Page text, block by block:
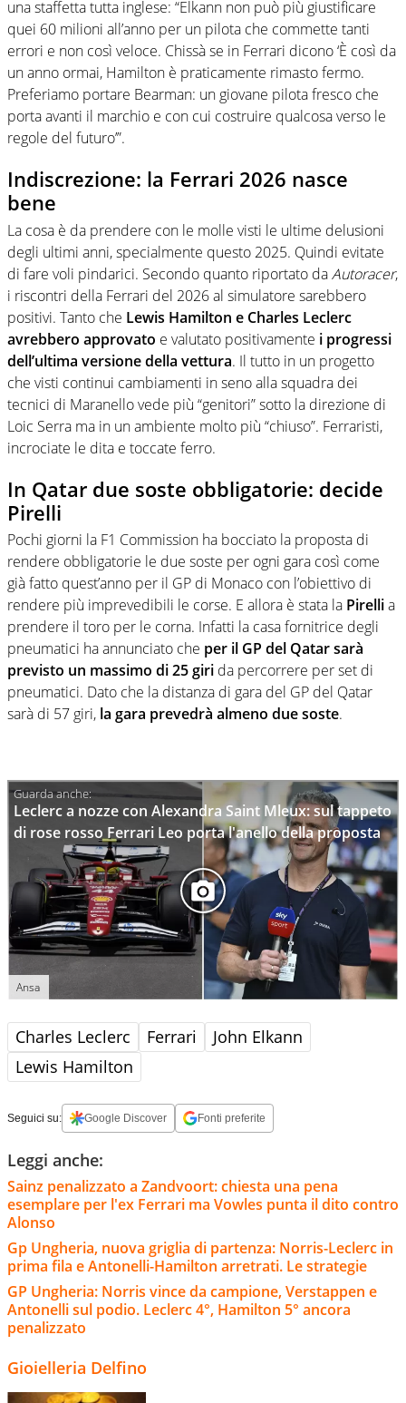
una staffetta tutta inglese: “Elkann non può più giustificare
quei 60 milioni all’anno per un pilota che commette tanti
errori e non così veloce. Chissà se in Ferrari dicono ‘È così da
un anno ormai, Hamilton è praticamente rimasto fermo.
Preferiamo portare Bearman: un giovane pilota fresco che
porta avanti il marchio e con cui costruire qualcosa verso le
regole del futuro’”.
Indiscrezione: la Ferrari 2026 nasce
bene
La cosa è da prendere con le molle visti le ultime delusioni
degli ultimi anni, specialmente questo 2025. Quindi evitate
di fare voli pindarici. Secondo quanto riportato daAutoracer,
i riscontri della Ferrari del 2026 al simulatore sarebbero
positivi. Tanto che Lewis Hamilton e Charles Leclerc
avrebbero approvato e valutato positivamente i progressi
dell’ultima versione della vettura. Il tutto in un progetto
che visti continui cambiamenti in seno alla squadra dei
tecnici di Maranello vede più “genitori” sotto la direzione di
Loic Serra ma in un ambiente molto più “chiuso”. Ferraristi,
incrociate le dita e toccate ferro.
In Qatar due soste obbligatorie: decide
Pirelli
Pochi giorni la F1 Commission ha bocciato la proposta di
rendere obbligatorie le due soste per ogni gara così come
già fatto quest’anno per il GP di Monaco con l’obiettivo di
rendere più imprevedibili le corse. E allora è stata la Pirellia
prendere il toro per le corna. Infatti la casa fornitrice degli
pneumatici ha annunciato che per il GP del Qatar sarà
previsto un massimo di 25 giri da percorrere per set di
pneumatici. Dato che la distanza di gara del GP del Qatar
sarà di 57 giri, la gara prevedrà almeno due soste.
Leclerc a nozze con Alexandra Saint Mleux: sul tappeto
di rose rosso Ferrari Leo porta l'anello della proposta
Ansa
Charles Leclerc Ferrari
John Elkann
Lewis Hamilton
Seguici su: Google Discover Fonti preferite
Leggi anche:
Sainz penalizzato a Zandvoort: chiesta una pena
esemplare per l'ex Ferrari ma Vowles punta il dito contro
Alonso
Gp Ungheria, nuova griglia di partenza: Norris-Leclerc in
prima fila e Antonelli-Hamilton arretrati. Le strategie
GP Ungheria: Norris vince da campione, Verstappen e
Antonelli sul podio. Leclerc 4°, Hamilton 5° ancora
penalizzato
Gioielleria Delfino